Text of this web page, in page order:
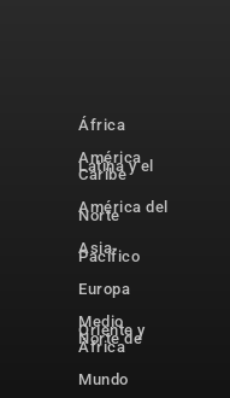
África
América
Latina y el
Caribe
América del
Norte
Asia-
Pacífico
Europa
Medio
Oriente y
Norte de
África
Mundo